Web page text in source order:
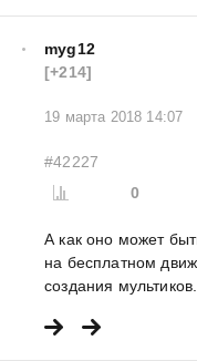
myg12
[+214]
19 марта 2018 14:07
#42227
0
А как оно может
на бесплатном
создания мультиков.